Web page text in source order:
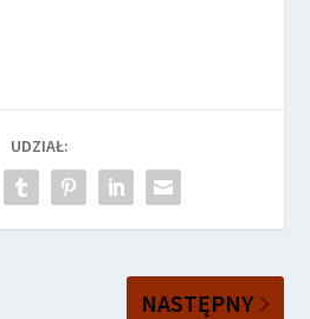
UDZIAŁ:
NASTĘPNY